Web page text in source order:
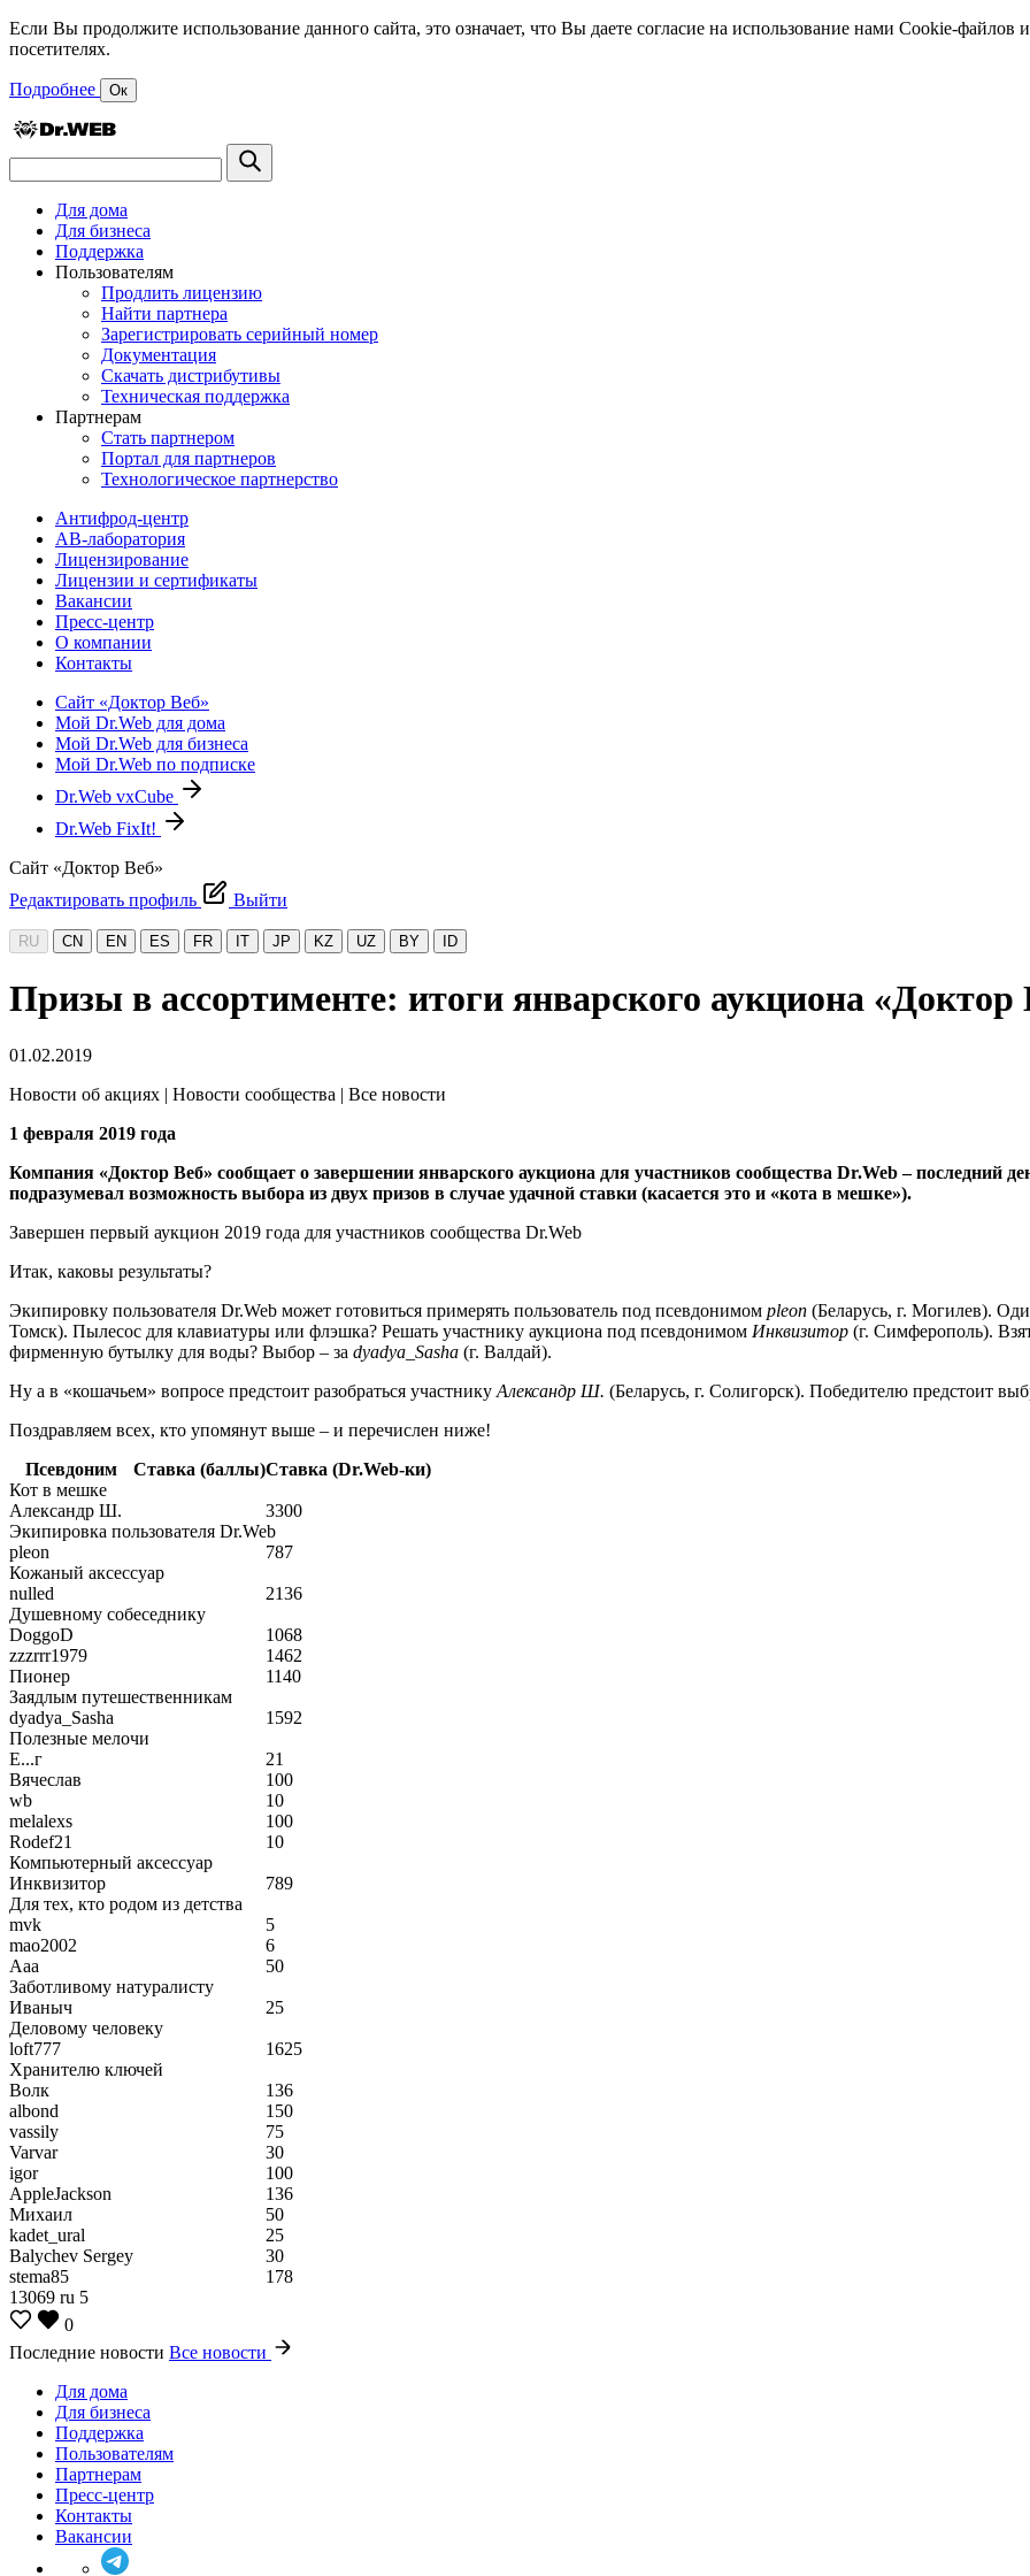
Если Вы продолжите использование данного сайта, это означает, что Вы даете согласие на использование нами Cookie-
посетителях.
Подробнее Ок
Для дома
Для бизнеса
Поддержка
Пользователям
Продлить лицензию
Найти партнера
Зарегистрировать серийный номер
Документация
Скачать дистрибутивы
Техническая поддержка
Партнерам
Стать партнером
Портал для партнеров
Технологическое партнерство
Антифрод-центр
АВ-лаборатория
Лицензирование
Лицензии и сертификаты
Вакансии
Пресс-центр
О компании
Контакты
Сайт «Доктор Веб»
Мой Dr.Web для дома
Мой Dr.Web для бизнеса
Мой Dr.Web по подписке
Dr.Web vxCube
Dr.Web FixIt!
Сайт «Доктор Веб»
Редактировать профиль
Выйти
RU CN EN ES FR IT JP KZ UZ BY ID
Призы в ассортименте: итоги январского аукциона «Доктор
01.02.2019
Новости об акциях | Новости сообщества | Все новости
1 февраля 2019 года
Компания «Доктор Веб» сообщает о завершении январского аукциона для участников сообщества Dr.Web – последний
подразумевал возможность выбора из двух призов в случае удачной ставки (касается это и «кота в мешке»).
Завершен первый аукцион 2019 года для участников сообщества Dr.Web
Итак, каковы результаты?
Экипировку пользователя Dr.Web может готовиться примерять пользователь под псевдонимом pleon (Беларусь, г. Могилев).
Томск). Пылесос для клавиатуры или флэшка? Решать участнику аукциона под псевдонимом Инквизитор (г. Симферополь).
фирменную бутылку для воды? Выбор – за dyadya_Sasha (г. Валдай).
Ну а в «кошачьем» вопросе предстоит разобраться участнику Александр Ш. (Беларусь, г. Солигорск). Победителю предстоит
Поздравляем всех, кто упомянут выше – и перечислен ниже!
Псевдоним
Ставка (баллы)Ставка (Dr.Web-ки)
Кот в мешке
Александр Ш.
3300
Экипировка пользователя Dr.Web
pleon
787
Кожаный аксессуар
nulled
2136
Душевному собеседнику
DoggoD
1068
zzzrrr1979
1462
Пионер
1140
Заядлым путешественникам
dyadya_Sasha
1592
Полезные мелочи
Е...г
21
Вячеслав
100
wb
10
melalexs
100
Rodef21
10
Компьютерный аксессуар
Инквизитор
789
Для тех, кто родом из детства
mvk
5
mao2002
6
Aaa
50
Заботливому натуралисту
Иваныч
25
Деловому человеку
loft777
1625
Хранителю ключей
Волк
136
albond
150
vassily
75
Varvar
30
igor
100
AppleJackson
136
Михаил
50
kadet_ural
25
Balychev Sergey
30
stema85
178
13069 ru 5
0
Последние новости Все новости
Для дома
Для бизнеса
Поддержка
Пользователям
Партнерам
Пресс-центр
Контакты
Вакансии